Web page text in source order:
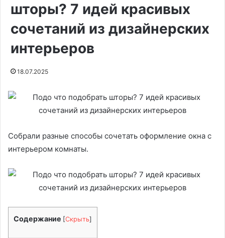
шторы? 7 идей красивых
сочетаний из дизайнерских
интерьеров
18.07.2025
Собрали разные способы сочетать оформление окна с
интерьером комнаты.
Содержание [Скрыть]